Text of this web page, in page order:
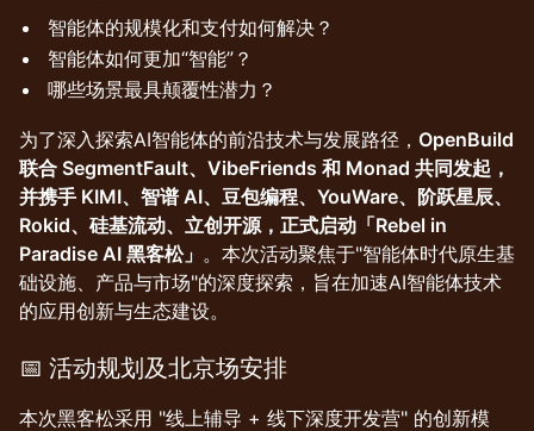
智能体的规模化和支付如何解决？
智能体如何更加“智能”？
哪些场景最具颠覆性潜力？
为了深入探索AI智能体的前沿技术与发展路径， OpenBuild
联合 SegmentFault、VibeFriends 和 Monad 共同发起，
并携手 KIMI、智谱 AI、豆包编程、YouWare、阶跃星辰、
Rokid、硅基流动、立创开源，正式启动「Rebel in
Paradise AI 黑客松」 。本次活动聚焦于"智能体时代原生基
础设施、产品与市场"的深度探索，旨在加速AI智能体技术
的应用创新与生态建设。
📅 活动规划及北京场安排
本次黑客松采用 "线上辅导 + 线下深度开发营" 的创新模